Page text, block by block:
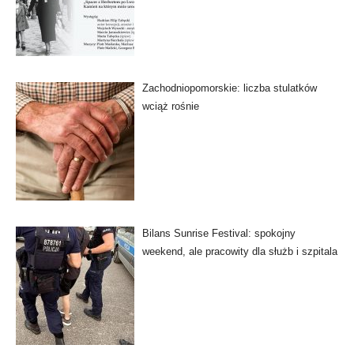
Zachodniopomorskie: liczba stulatków
wciąż rośnie
Bilans Sunrise Festival: spokojny
weekend, ale pracowity dla służb i szpitala